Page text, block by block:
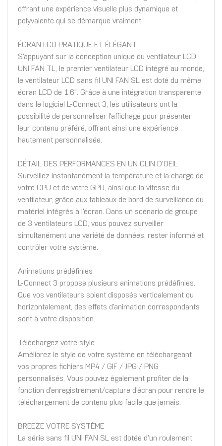
offrant une expérience visuelle plus dynamique et
polyvalente qui se démarque vraiment.
ÉCRAN LCD PRATIQUE ET ÉLÉGANT
S'appuyant sur la conception unique du ventilateur LCD
UNI FAN TL, le premier ventilateur LCD intégré au monde,
le ventilateur LCD sans fil UNI FAN SL est doté du même
écran LCD de 1.6". Grâce à une intégration transparente
dans le logiciel L-Connect 3, les utilisateurs ont la
possibilité de personnaliser l'affichage pour présenter
leur contenu préféré, offrant ainsi une expérience
hautement personnalisée.
DÉTAIL DES PERFORMANCES EN UN CLIN D'OEIL
Surveillez instantanément la température et la charge de
votre CPU et de votre GPU, ainsi que la vitesse du
ventilateur, grâce aux tableaux de bord de surveillance du
matériel intégrés à l'écran. Dans un scénario de groupe
de 3 ventilateurs LCD, vous pouvez surveiller
simultanément une variété de données, rester informé et
contrôler votre système.
Animations prédéfinies
L-Connect 3 propose plusieurs animations prédéfinies.
Que vos ventilateurs soient disposés verticalement ou
horizontalement, des effets d'animation correspondants
sont à votre disposition.
Téléchargez votre style
Améliorez le style de votre système en téléchargeant
vos propres fichiers MP4 / GIF / JPG / PNG
personnalisés. Vous pouvez également profiter de la
fonction d'enregistrement/capture d'écran pour rendre le
téléchargement de contenu plus facile que jamais.
BREEZE VOTRE SYSTÈME
La série sans fil UNI FAN SL est dotée d'un roulement